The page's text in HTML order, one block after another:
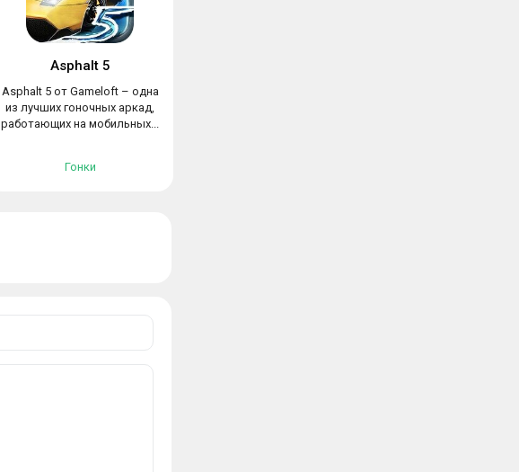
Asphalt 5
Asphalt 5 от Gameloft – одна
из лучших гоночных аркад,
работающих на мобильных...
Гонки